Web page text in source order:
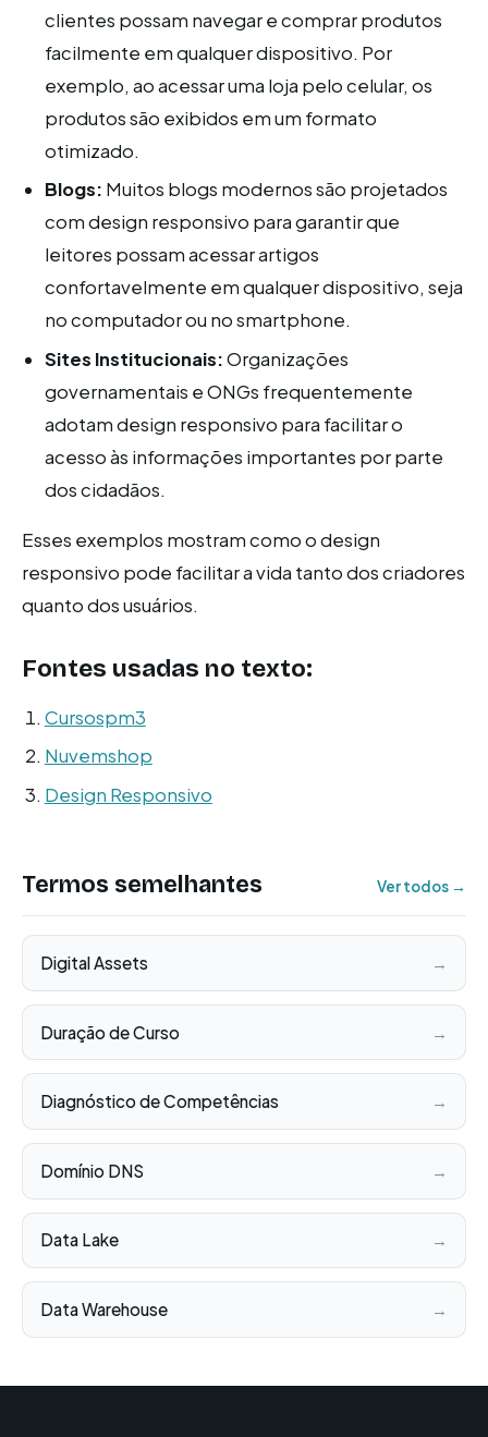
clientes possam navegar e comprar produtos
facilmente em qualquer dispositivo. Por
exemplo, ao acessar uma loja pelo celular, os
produtos são exibidos em um formato
otimizado.
Blogs: Muitos blogs modernos são projetados
com design responsivo para garantir que
leitores possam acessar artigos
confortavelmente em qualquer dispositivo, seja
no computador ou no smartphone.
Sites Institucionais:Organizações
governamentais e ONGs frequentemente
adotam design responsivo para facilitar o
acesso às informações importantes por parte
dos cidadãos.
Esses exemplos mostram como o design
responsivo pode facilitar a vida tanto dos criadores
quanto dos usuários.
Fontes usadas no texto:
Cursospm3
Nuvemshop
Design Responsivo
Termos semelhantes Ver todos →
Digital Assets →
Duração de Curso →
Diagnóstico de Competências →
Domínio DNS →
Data Lake →
Data Warehouse →